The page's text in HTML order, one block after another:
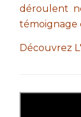
déroulent
témoignage
Découvrez